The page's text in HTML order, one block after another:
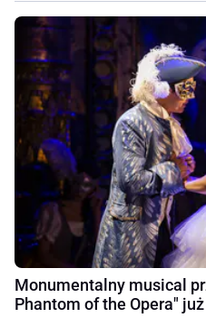
Monumentalny musical
Phantom of the Opera"